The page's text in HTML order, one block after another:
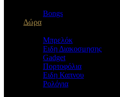
Bongs
Δώρα
Μπρελόκ
Eιδη Διακοσμησης
Gadget
Πορτοφόλια
Ειδη Καπνου
Ρολόγια